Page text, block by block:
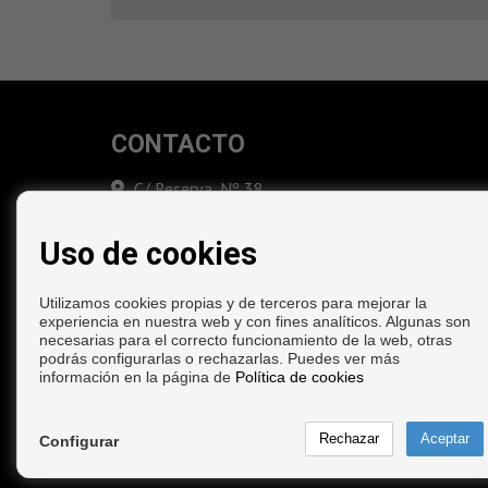
CONTACTO
C/ Reserva, Nº 38
‎+34 952 410 333
+34 662 922 851
Copyright © 2026. Todos los derechos reservados.
Política de privacidad|Política de
Uso de cookies
Utilizamos cookies propias y de terceros para mejorar la
experiencia en nuestra web y con fines analíticos. Algunas son
necesarias para el correcto funcionamiento de la web, otras
podrás configurarlas o rechazarlas. Puedes ver más
información en la página de Política de cookies
Configurar